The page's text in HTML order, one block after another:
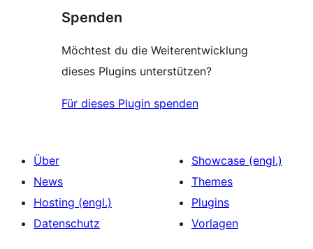
Spenden
Möchtest du die Weiterentwicklung
dieses Plugins unterstützen?
Für dieses Plugin spenden
Über
News
Hosting (engl.)
Datenschutz
Showcase (engl.)
Themes
Plugins
Vorlagen